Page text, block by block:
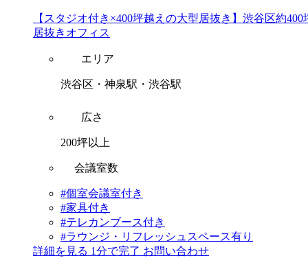
【スタジオ付き×400坪越えの大型居抜き】渋谷区約400
居抜きオフィス
エリア
渋谷区・神泉駅・渋谷駅
広さ
200坪以上
会議室数
#個室会議室付き
#家具付き
#テレカンブース付き
#ラウンジ・リフレッシュスペース有り
詳細を見る 1分で完了 お問い合わせ